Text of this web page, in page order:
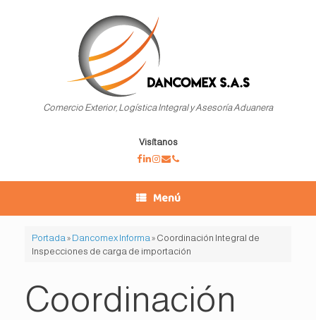
Comercio Exterior, Logística Integral y Asesoría Aduanera
Visítanos
Menú
Portada » Dancomex Informa » Coordinación Integral de
Inspecciones de carga de importación
Coordinación